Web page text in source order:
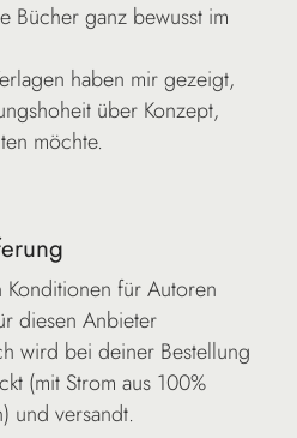
Bücher ganz bewusst im
haben mir gezeigt,
über Konzept,
möchte.
für Autoren
diesen Anbieter
wird bei deiner Bestellung
(mit Strom aus 100%
und versandt.